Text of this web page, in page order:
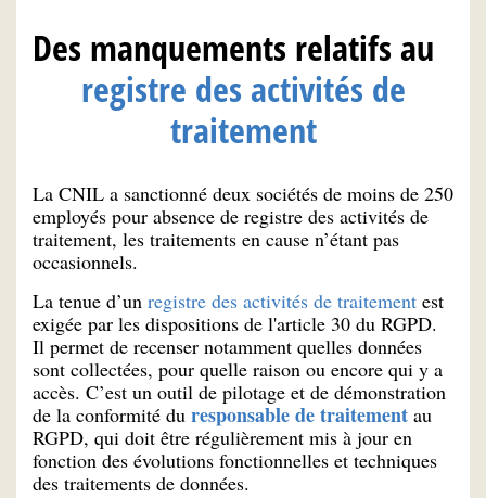
Des manquements relatifs au
registre des activités de
traitement
La CNIL a sanctionné deux sociétés de moins de 250
employés pour absence de registre des activités de
traitement, les traitements en cause n’étant pas
occasionnels.
La tenue d’un registre des activités de traitement est
exigée par les dispositions de l'article 30 du RGPD.
Il permet de recenser notamment quelles données
sont collectées, pour quelle raison ou encore qui y a
accès. C’est un outil de pilotage et de démonstration
de la conformité du responsable de traitement au
RGPD, qui doit être régulièrement mis à jour en
fonction des évolutions fonctionnelles et techniques
des traitements de données.